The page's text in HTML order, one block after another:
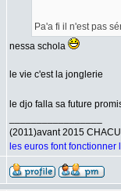
Pa'a fi il n'est pas
nessa schola
le vie c'est la jonglerie
le djo falla sa future
(2011)avant 2015
les euros font fonctionner